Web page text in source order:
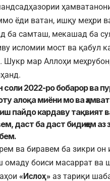
ёди ватан, ишқу меҳри
ба самташ, мекашад ба
исломии мост ва қабул
Шукр мар Аллоҳи
соли 2022-ро бобарор ва
алоқа миёни мо ва
пайдо кардаву тақвият
даст ба даст бидиҳем аз
ва биравем ба зикри
омаду боиси масаррат
«Ислоҳ» аз тариқи